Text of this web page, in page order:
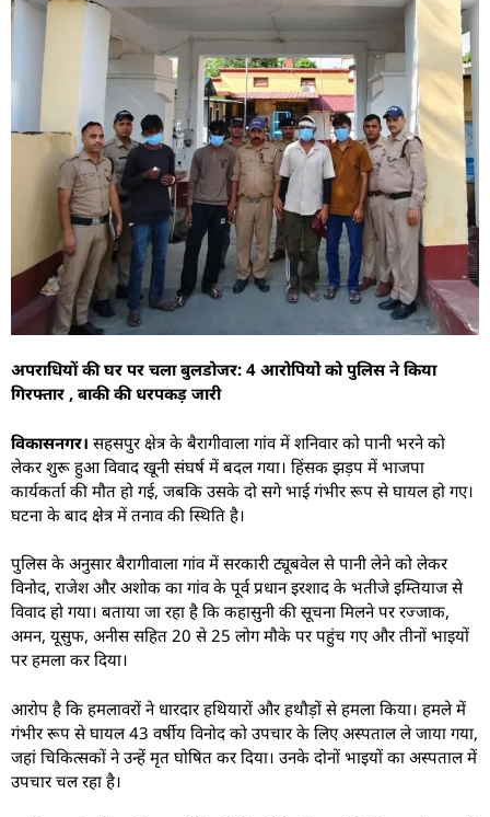
अपराधियों की घर पर चला बुलडोजर: 4 आरोपियों‌ को पुलिस ने किया
गिरफ्तार , बाकी की धरपकड़ जारी
विकासनगर। सहसपुर क्षेत्र के बैरागीवाला गांव में शनिवार को पानी भरने को
लेकर शुरू हुआ विवाद खूनी संघर्ष में बदल गया। हिंसक झड़प में भाजपा
कार्यकर्ता की मौत हो गई, जबकि उसके दो सगे भाई गंभीर रूप से घायल हो गए।
घटना के बाद क्षेत्र में तनाव की स्थिति है।
पुलिस के अनुसार बैरागीवाला गांव में सरकारी ट्यूबवेल से पानी लेने को लेकर
विनोद, राजेश और अशोक का गांव के पूर्व प्रधान इरशाद के भतीजे इम्तियाज से
विवाद हो गया। बताया जा रहा है कि कहासुनी की सूचना मिलने पर रज्जाक,
अमन, यूसुफ, अनीस सहित 20 से 25 लोग मौके पर पहुंच गए और तीनों भाइयों
पर हमला कर दिया।
आरोप है कि हमलावरों ने धारदार हथियारों और हथौड़ों से हमला किया। हमले में
गंभीर रूप से घायल 43 वर्षीय विनोद को उपचार के लिए अस्पताल ले जाया गया,
जहां चिकित्सकों ने उन्हें मृत घोषित कर दिया। उनके दोनों भाइयों का अस्पताल में
उपचार चल रहा है।